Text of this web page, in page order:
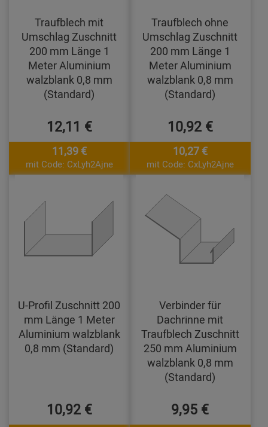
Traufblech mit
Umschlag Zuschnitt
200 mm Länge 1
Meter Aluminium
walzblank 0,8 mm
(Standard)
12,11 €
11,39 €
mit Code: CxLyh2Ajne
Traufblech ohne
Umschlag Zuschnitt
200 mm Länge 1
Meter Aluminium
walzblank 0,8 mm
(Standard)
10,92 €
10,27 €
mit Code: CxLyh2Ajne
U-Profil Zuschnitt 200
mm Länge 1 Meter
Aluminium walzblank
0,8 mm (Standard)
10,92 €
Verbinder für
Dachrinne mit
Traufblech Zuschnitt
250 mm Aluminium
walzblank 0,8 mm
(Standard)
9,95 €